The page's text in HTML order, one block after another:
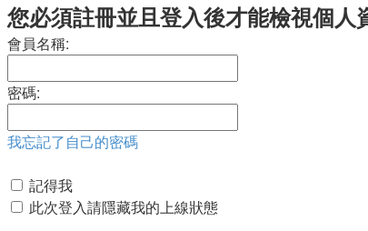
您必須註冊並且登入後才能檢視個人
會員名稱:
密碼:
我忘記了自己的密碼
記得我
此次登入請隱藏我的上線狀態